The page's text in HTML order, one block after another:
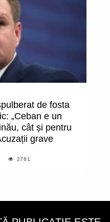
de fosta
„Ceban e un
cât și pentru
grave
2781